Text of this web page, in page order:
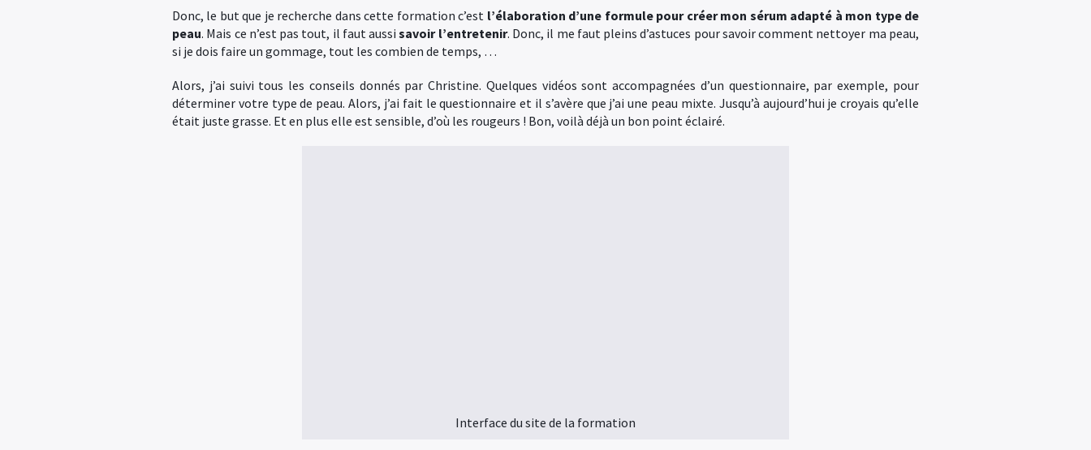
Donc, le but que je recherche dans cette formation c’est l’élaboration d’une formule pour créer mon sérum adapté à mon type de
peau. Mais ce n’est pas tout, il faut aussisavoir l’entretenir. Donc, il me faut pleins d’astuces pour savoir comment nettoyer ma peau,
si je dois faire un gommage, tout les combien de temps, …
Alors, j’ai suivi tous les conseils donnés par Christine. Quelques vidéos sont accompagnées d’un questionnaire, par exemple, pour
déterminer votre type de peau. Alors, j’ai fait le questionnaire et il s’avère que j’ai une peau mixte. Jusqu’à aujourd’hui je croyais qu’elle
était juste grasse. Et en plus elle est sensible, d’où les rougeurs ! Bon, voilà déjà un bon point éclairé.
Interface du site de la formation